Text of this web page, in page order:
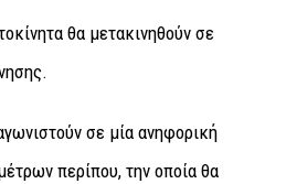
θα μετακινηθούν σε
σε μία ανηφορική
περίπου, την οποία θα